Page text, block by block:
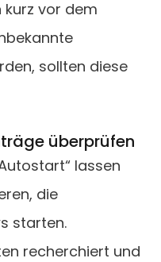
vor dem
sollten diese
überprüfen
lassen
die
starten.
recherchiert und